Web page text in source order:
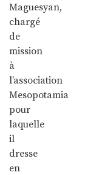
Maguesyan,
chargé
de
mission
à
l’association
Mesopotamia
pour
laquelle
il
dresse
en